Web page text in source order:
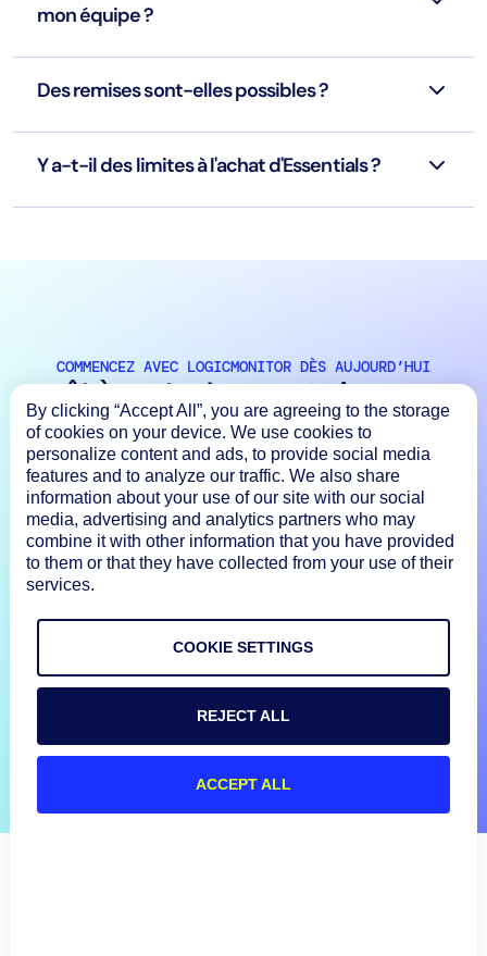
mon équipe ?
Des remises sont-elles possibles ?
Y a-t-il des limites à l'achat d'Essentials ?
COMMENCEZ AVEC LOGICMONITOR DÈS AUJOURD’HUI
LogicMonitorpeut faire pour vous
Testez gratuitement
Démo à la demande
By clicking “Accept All”, you are agreeing to the storage
of cookies on your device. We use cookies to
personalize content and ads, to provide social media
features and to analyze our traffic. We also share
information about your use of our site with our social
media, advertising and analytics partners who may
combine it with other information that you have provided
to them or that they have collected from your use of their
services.
COOKIE SETTINGS
REJECT ALL
ACCEPT ALL